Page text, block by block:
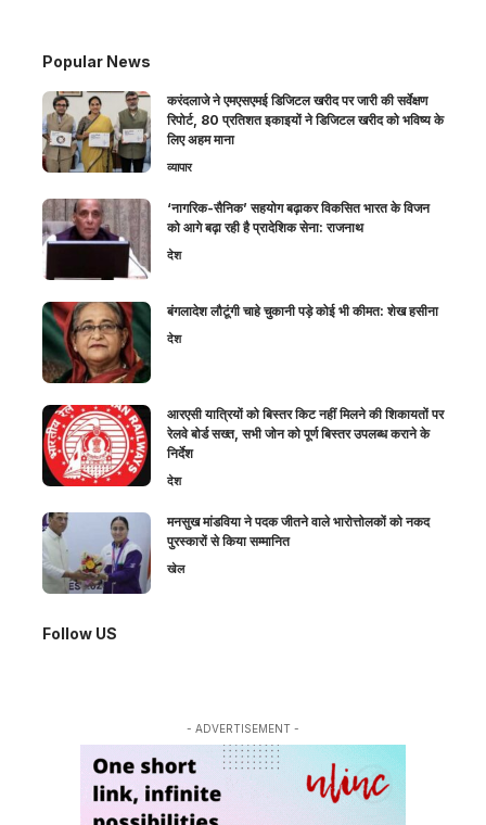
Popular News
करंदलाजे ने एमएसएमई डिजिटल खरीद पर जारी की सर्वेक्षण
रिपोर्ट, 80 प्रतिशत इकाइयों ने डिजिटल खरीद को भविष्य के
लिए अहम माना
व्यापार
‘नागरिक-सैनिक’ सहयोग बढ़ाकर विकसित भारत के विजन
को आगे बढ़ा रही है प्रादेशिक सेना: राजनाथ
देश
बंगलादेश लौटूंगी चाहे चुकानी पड़े कोई भी कीमत: शेख हसीना
देश
आरएसी यात्रियों को बिस्तर किट नहीं मिलने की शिकायतों पर
रेलवे बोर्ड सख्त, सभी जोन को पूर्ण बिस्तर उपलब्ध कराने के
निर्देश
देश
मनसुख मांडविया ने पदक जीतने वाले भारोत्तोलकों को नकद
पुरस्कारों से किया सम्मानित
खेल
Follow US
- ADVERTISEMENT -